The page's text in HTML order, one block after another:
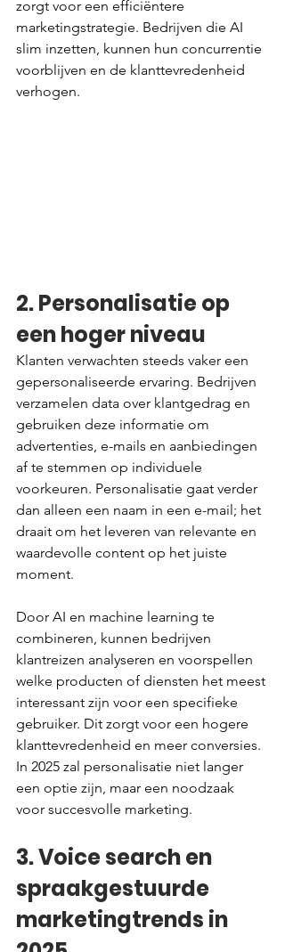
zorgt voor een efficiëntere
marketingstrategie. Bedrijven die AI
slim inzetten, kunnen hun concurrentie
voorblijven en de klanttevredenheid
verhogen.
2. Personalisatie op
een hoger niveau
Klanten verwachten steeds vaker een
gepersonaliseerde ervaring. Bedrijven
verzamelen data over klantgedrag en
gebruiken deze informatie om
advertenties, e-mails en aanbiedingen
af te stemmen op individuele
voorkeuren. Personalisatie gaat verder
dan alleen een naam in een e-mail; het
draait om het leveren van relevante en
waardevolle content op het juiste
moment.
Door AI en machine learning te
combineren, kunnen bedrijven
klantreizen analyseren en voorspellen
welke producten of diensten het meest
interessant zijn voor een specifieke
gebruiker. Dit zorgt voor een hogere
klanttevredenheid en meer conversies.
In 2025 zal personalisatie niet langer
een optie zijn, maar een noodzaak
voor succesvolle marketing.
3. Voice search en
spraakgestuurde
marketingtrends in